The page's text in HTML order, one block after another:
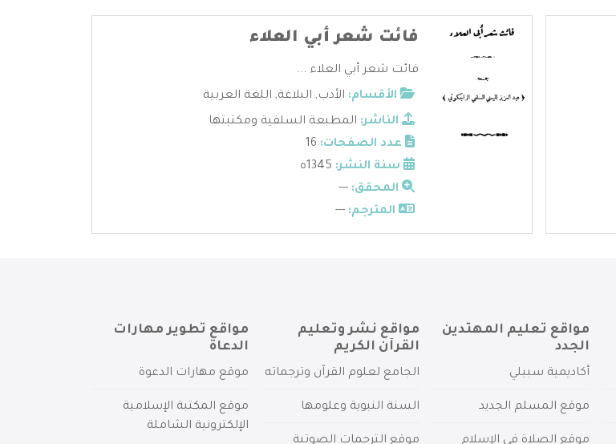
فائت شعر أبي العلاء
فائت شعر أبي العلاء ...
الأقسام: الأدب, البلاغة, اللغة العربية
الناشر: المطبعة السلفية ومكتبتها
عدد الصفحات:
سنة النشر:
المحقق: ---
المترجم: ---
مواقع تعليم المهتدين
الجدد
أكاديمية سبيلي
موقع المسلم الجديد
موقع الصلاة في الإسلام
مواقع نشر وتعليم
القرآن الكريم
الجامع لعلوم القرآن وترجماته
السنة النبوية وعلومها
موقع الترجمات الصوتية
مواقع تطوير مهارات
الدعاة
موقع مهارات الدعوة
موقع المكتبة الإسلامية
الإلكترونية الشاملة